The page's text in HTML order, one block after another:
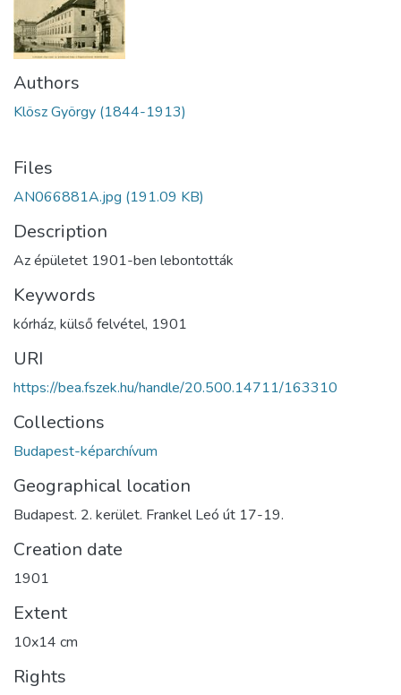
Authors
Klösz György (1844-1913)
Files
AN066881A.jpg (191.09 KB)
Description
Az épületet 1901-ben lebontották
Keywords
kórház, külső felvétel, 1901
URI
https://bea.fszek.hu/handle/20.500.14711/163310
Collections
Budapest-képarchívum
Geographical location
Budapest. 2. kerület. Frankel Leó út 17-19.
Creation date
1901
Extent
10x14 cm
Rights